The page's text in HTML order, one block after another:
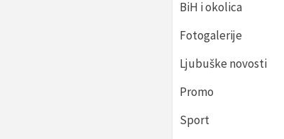
BiH i okolica
Fotogalerije
Ljubuške novosti
Promo
Sport